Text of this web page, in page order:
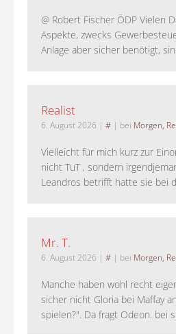
@ Robert Fischer ÖDP Vielen
Aspekte, zwecks
Anlage aber sicher benötigt,
Realist
6. August 2026 | # | bei Morgen,
Vielleicht für mich kurz zur
nicht TuT , sondern
Leandros betrifft hatte sie bei
Mr. T.
6. August 2026 | # | bei Morgen,
Manche haben wohl recht
sicher nicht Gloria bei Maffay
spielen?". Da fragt Odeon. bei